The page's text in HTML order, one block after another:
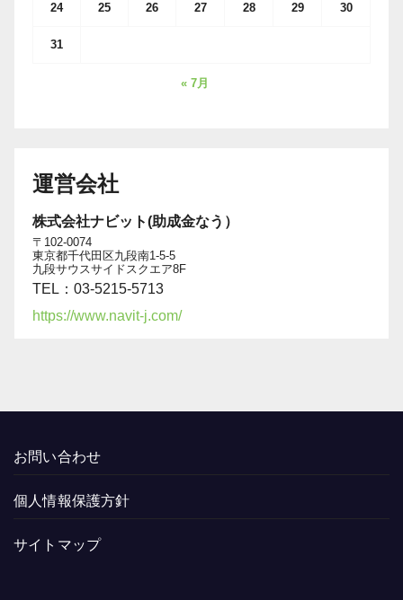
24 25 26 27 28 29 30
31
« 7月
運営会社
株式会社ナビット(助成金なう）
〒102-0074
東京都千代田区九段南1-5-5
九段サウスサイドスクエア8F
TEL：03-5215-5713
https://www.navit-j.com/
お問い合わせ
個人情報保護方針
サイトマップ